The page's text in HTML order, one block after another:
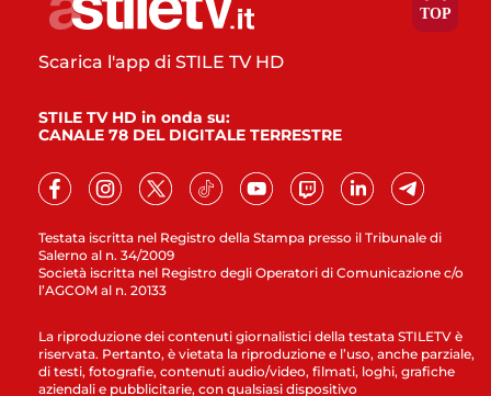
Testata iscritta nel Registro della Stampa presso il Tribunale di
Salerno al n. 34/2009
Società iscritta nel Registro degli Operatori di Comunicazione c/o
l’AGCOM al n. 20133
Scarica l'app di STILE TV HD
STILE TV HD in onda su:
CANALE 78 DEL DIGITALE TERRESTRE
La riproduzione dei contenuti giornalistici della testata STILETV è
riservata. Pertanto, è vietata la riproduzione e l’uso, anche parziale,
di testi, fotografie, contenuti audio/video, filmati, loghi, grafiche
aziendali e pubblicitarie, con qualsiasi dispositivo